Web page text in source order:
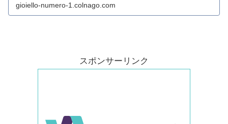
gioiello-numero-1.colnago.com
スポンサーリンク